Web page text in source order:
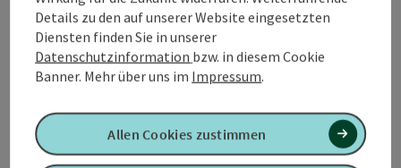
Kontakt
Veranstaltungstermin/e
Veranstaltungsort
Details zu den auf unserer Website eingesetzten
Diensten finden Sie in unserer
Datenschutzinformation bzw. in diesem Cookie
Banner. Mehr über uns im Impressum.
Allen Cookies zustimmen